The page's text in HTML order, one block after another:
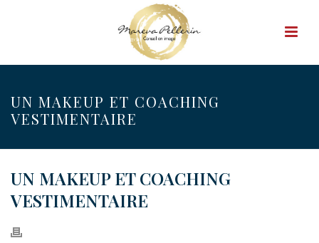
UN MAKEUP ET COACHING
VESTIMENTAIRE
UN MAKEUP ET COACHING
VESTIMENTAIRE